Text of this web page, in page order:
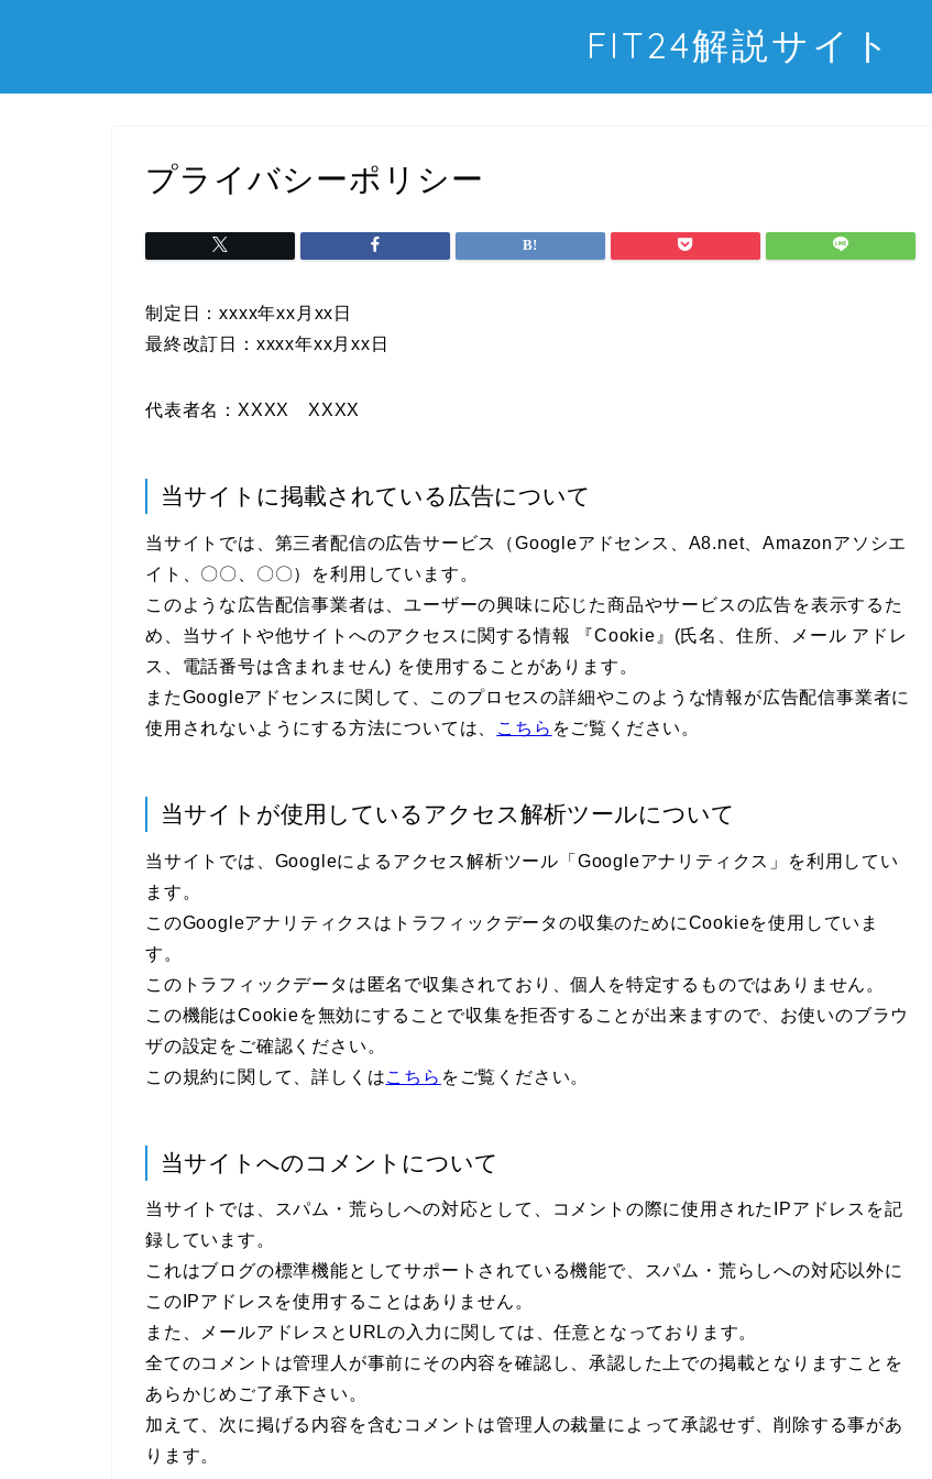
FIT24解説サイト
プライバシーポリシー
制定日：xxxx年xx月xx日
最終改訂日：xxxx年xx月xx日
代表者名：XXXX XXXX
当サイトに掲載されている広告について
当サイトでは、第三者配信の広告サービス（Googleアドセンス、A8.net、Amazonアソシエ
イト、〇〇、〇〇）を利用しています。
このような広告配信事業者は、ユーザーの興味に応じた商品やサービスの広告を表示するた
め、当サイトや他サイトへのアクセスに関する情報 『Cookie』(氏名、住所、メール アドレ
ス、電話番号は含まれません) を使用することがあります。
またGoogleアドセンスに関して、このプロセスの詳細やこのような情報が広告配信事業者に
使用されないようにする方法については、
こちら をご覧ください。
当サイトが使用しているアクセス解析ツールについて
当サイトでは、Googleによるアクセス解析ツール「Googleアナリティクス」を利用してい
ます。
このGoogleアナリティクスはトラフィックデータの収集のためにCookieを使用していま
す。
このトラフィックデータは匿名で収集されており、個人を特定するものではありません。
この機能はCookieを無効にすることで収集を拒否することが出来ますので、お使いのブラウ
ザの設定をご確認ください。
この規約に関して、詳しくはこちら をご覧ください。
当サイトへのコメントについて
当サイトでは、スパム・荒らしへの対応として、コメントの際に使用されたIPアドレスを記
録しています。
これはブログの標準機能としてサポートされている機能で、スパム・荒らしへの対応以外に
このIPアドレスを使用することはありません。
また、メールアドレスとURLの入力に関しては、任意となっております。
全てのコメントは管理人が事前にその内容を確認し、承認した上での掲載となりますことを
あらかじめご了承下さい。
加えて、次に掲げる内容を含むコメントは管理人の裁量によって承認せず、削除する事があ
ります。